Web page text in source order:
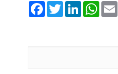
FacebookTwitterLinkedIn
WhatsAppEmail